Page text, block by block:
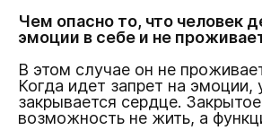
Чем опасно то, что человек
эмоции в себе и не
В этом случае он не
Когда идет запрет на эмоции,
закрывается сердце.
возможность не жить, а